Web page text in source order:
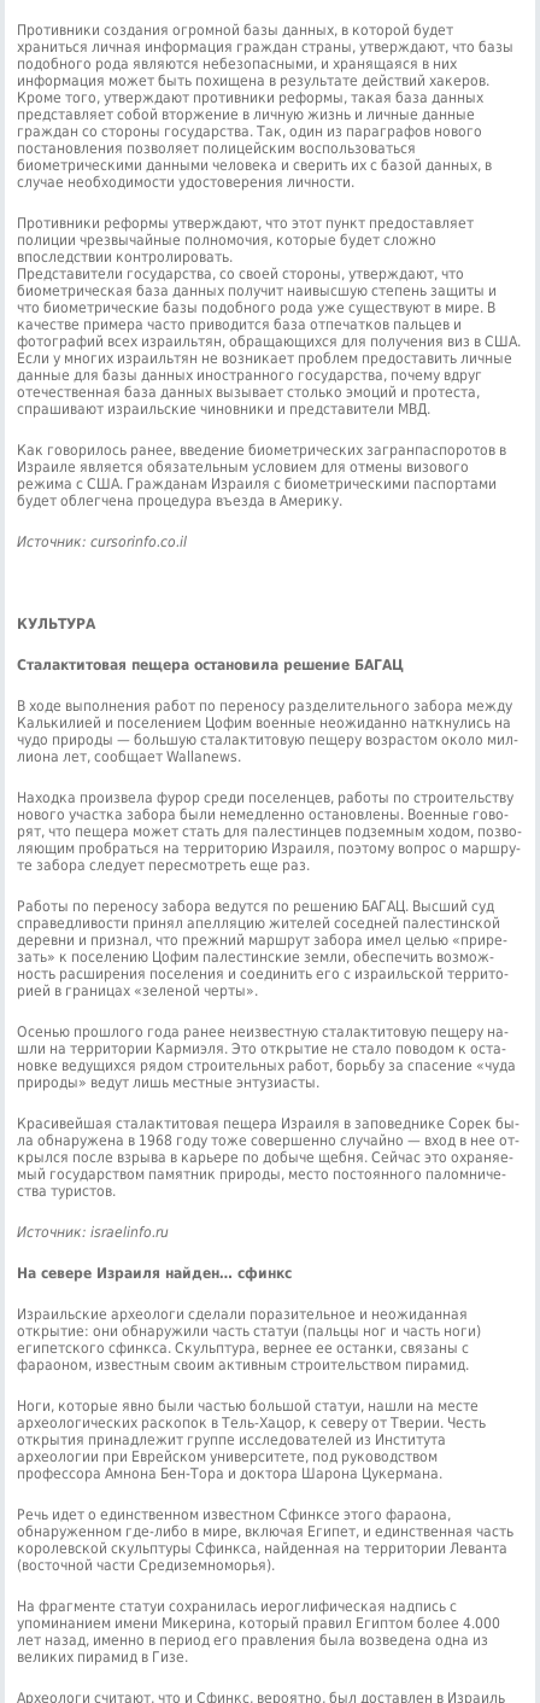
Противники создания огромной базы данных, в которой будет
храниться личная информация граждан страны, утверждают, что базы
подобного рода являются небезопасными, и хранящаяся в них
информация может быть похищена в результате действий хакеров.
Кроме того, утверждают противники реформы, такая база данных
представляет собой вторжение в личную жизнь и личные данные
граждан со стороны государства. Так, один из параграфов нового
постановления позволяет полицейским воспользоваться
биометрическими данными человека и сверить их с базой данных, в
случае необходимости удостоверения личности.
Противники реформы утверждают, что этот пункт предоставляет
полиции чрезвычайные полномочия, которые будет сложно
впоследствии контролировать.
Представители государства, со своей стороны, утверждают, что
биометрическая база данных получит наивысшую степень защиты и
что биометрические базы подобного рода уже существуют в мире. В
качестве примера часто приводится база отпечатков пальцев и
фотографий всех израильтян, обращающихся для получения виз в США.
Если у многих израильтян не возникает проблем предоставить личные
данные для базы данных иностранного государства, почему вдруг
отечественная база данных вызывает столько эмоций и протеста,
спрашивают израильские чиновники и представители МВД.
Как говорилось ранее, введение биометрических загранпаспоротов в
Израиле является обязательным условием для отмены визового
режима с США. Гражданам Израиля с биометрическими паспортами
будет облегчена процедура въезда в Америку.
Источник: cursorinfo.co.il
КУЛЬТУРА
Сталактитовая пещера остановила решение БАГАЦ
В хо­де вы­пол­не­ния ра­бот по пе­ре­но­су раз­де­ли­тель­но­го за­бо­ра меж­ду
Каль­ки­ли­ей и по­се­ле­ни­ем Цо­фим во­ен­ные неожи­дан­но на­ткну­лись на
чу­до при­ро­ды — боль­шую ста­лак­ти­то­вую пе­ще­ру воз­рас­том око­ло мил­
ли­о­на лет, со­об­ща­ет Wallanews.
На­ход­ка про­из­ве­ла фу­рор сре­ди по­се­лен­цев, ра­бо­ты по стро­и­тель­ству
но­во­го участ­ка за­бо­ра бы­ли немед­лен­но оста­нов­ле­ны. Во­ен­ные го­во­
рят, что пе­ще­ра мо­жет стать для па­ле­стин­цев под­зем­ным хо­дом, поз­во­
ля­ю­щим про­брать­ся на тер­ри­то­рию Из­ра­и­ля, по­это­му во­прос о марш­ру­
те за­бо­ра сле­ду­ет пе­ре­смот­реть еще раз.
Ра­бо­ты по пе­ре­но­су за­бо­ра ве­дут­ся по ре­ше­нию БАГАЦ. Выс­ший суд
справедливости при­нял апел­ля­цию жи­те­лей со­сед­ней па­ле­стин­ской
де­рев­ни и признал, что преж­ний марш­рут за­бо­ра имел це­лью «при­ре­
зать» к по­се­ле­нию Цо­фим па­ле­стин­ские зем­ли, обес­пе­чить воз­мож­
ность рас­ши­ре­ния по­се­ле­ния и со­еди­нить его с из­ра­иль­ской тер­ри­то­
ри­ей в гра­ни­цах «зе­ле­ной чер­ты».
Осе­нью про­шло­го го­да ра­нее неиз­вест­ную ста­лак­ти­то­вую пе­ще­ру на­
шли на территории Кар­ми­э­ля. Это от­кры­тие не ста­ло по­во­дом к оста­
нов­ке ве­ду­щих­ся рядом стро­и­тель­ных ра­бот, борь­бу за спа­се­ние «чу­да
при­ро­ды» ве­дут лишь местные эн­ту­зи­а­сты.
Кра­си­вей­шая ста­лак­ти­то­вая пе­ще­ра Из­ра­и­ля в за­по­вед­ни­ке Со­рек бы­
ла обнаружена в 1968 го­ду то­же со­вер­шен­но слу­чай­но — вход в нее от­
крыл­ся по­сле взры­ва в ка­рье­ре по до­бы­че щеб­ня. Сей­час это охра­ня­е­
мый го­су­дар­ством памятник при­ро­ды, ме­сто по­сто­ян­но­го па­лом­ни­че­
ства ту­ри­стов.
Источник: israelinfo.ru
На севере Израиля найден… сфинкс
Израильские археологи сделали поразительное и неожиданная
открытие: они обнаружили часть статуи (пальцы ног и часть ноги)
египетского сфинкса. Скульптура, вернее ее останки, связаны с
фараоном, известным своим активным строительством пирамид.
Ноги, которые явно были частью большой статуи, нашли на месте
археологических раскопок в Тель-Хацор, к северу от Тверии. Честь
открытия принадлежит группе исследователей из Института
археологии при Еврейском университете, под руководством
профессора Амнона Бен-Тора и доктора Шарона Цукермана.
Речь идет о единственном известном Сфинксе этого фараона,
обнаруженном где-либо в мире, включая Египет, и единственная часть
королевской скульптуры Сфинкса, найденная на территории Леванта
(восточной части Средиземноморья).
На фрагменте статуи сохранилась иероглифическая надпись с
упоминанием имени Микерина, который правил Египтом более 4.000
лет назад, именно в период его правления была возведена одна из
великих пирамид в Гизе.
Археологи считают, что и Сфинкс, вероятно, был доставлен в Израиль